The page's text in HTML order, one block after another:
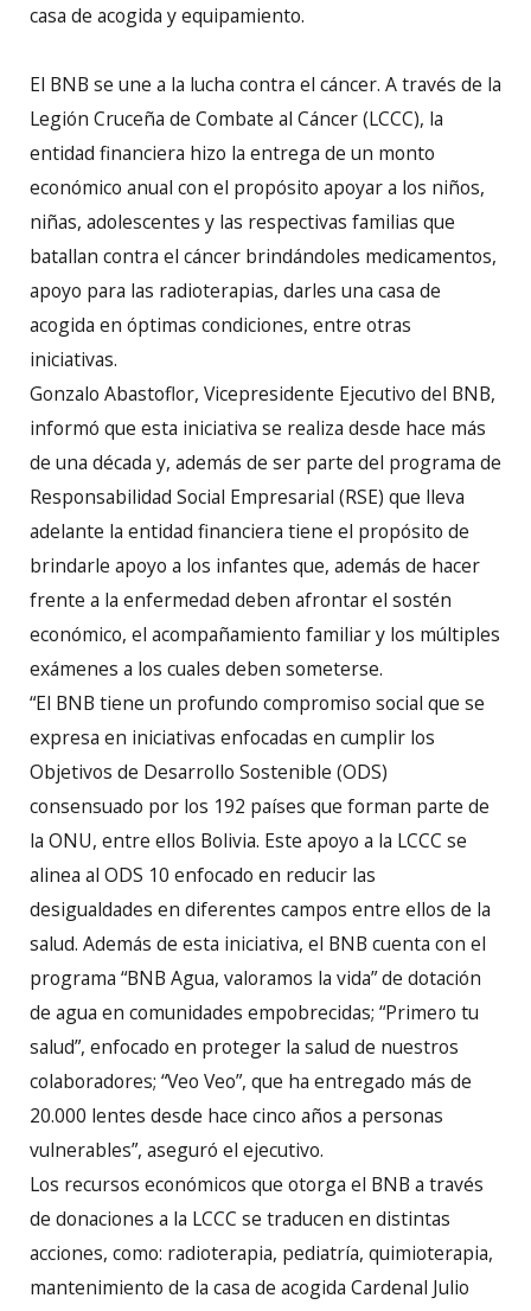
casa de acogida y equipamiento.
El BNB se une a la lucha contra el cáncer. A través de la
Legión Cruceña de Combate al Cáncer (LCCC), la
entidad financiera hizo la entrega de un monto
económico anual con el propósito apoyar a los niños,
niñas, adolescentes y las respectivas familias que
batallan contra el cáncer brindándoles medicamentos,
apoyo para las radioterapias, darles una casa de
acogida en óptimas condiciones, entre otras
iniciativas.
Gonzalo Abastoflor, Vicepresidente Ejecutivo del BNB,
informó que esta iniciativa se realiza desde hace más
de una década y, además de ser parte del programa de
Responsabilidad Social Empresarial (RSE) que lleva
adelante la entidad financiera tiene el propósito de
brindarle apoyo a los infantes que, además de hacer
frente a la enfermedad deben afrontar el sostén
económico, el acompañamiento familiar y los múltiples
exámenes a los cuales deben someterse.
“El BNB tiene un profundo compromiso social que se
expresa en iniciativas enfocadas en cumplir los
Objetivos de Desarrollo Sostenible (ODS)
consensuado por los 192 países que forman parte de
la ONU, entre ellos Bolivia. Este apoyo a la LCCC se
alinea al ODS 10 enfocado en reducir las
desigualdades en diferentes campos entre ellos de la
salud. Además de esta iniciativa, el BNB cuenta con el
programa “BNB Agua, valoramos la vida” de dotación
de agua en comunidades empobrecidas; “Primero tu
salud”, enfocado en proteger la salud de nuestros
colaboradores; “Veo Veo”, que ha entregado más de
20.000 lentes desde hace cinco años a personas
vulnerables”, aseguró el ejecutivo.
Los recursos económicos que otorga el BNB a través
de donaciones a la LCCC se traducen en distintas
acciones, como: radioterapia, pediatría, quimioterapia,
mantenimiento de la casa de acogida Cardenal Julio